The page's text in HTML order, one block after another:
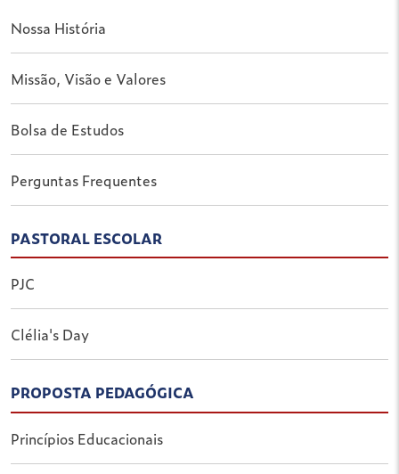
Nossa História
Missão, Visão e Valores
Bolsa de Estudos
Perguntas Frequentes
PASTORAL ESCOLAR
PJC
Clélia's Day
PROPOSTA PEDAGÓGICA
Princípios Educacionais